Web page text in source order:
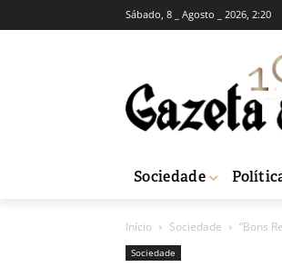
Sábado, 8 _ Agosto _ 2026, 2:20
Sociedade
Início Sociedade “Bons
Sociedade